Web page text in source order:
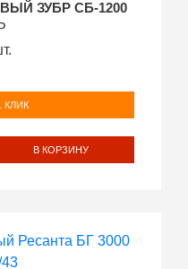
ЗУБР СБ-1200
КЛИК
В КОРЗИНУ